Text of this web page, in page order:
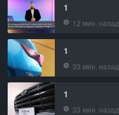
1
12 мин. назад
1
33 мин. назад
1
33 мин. назад